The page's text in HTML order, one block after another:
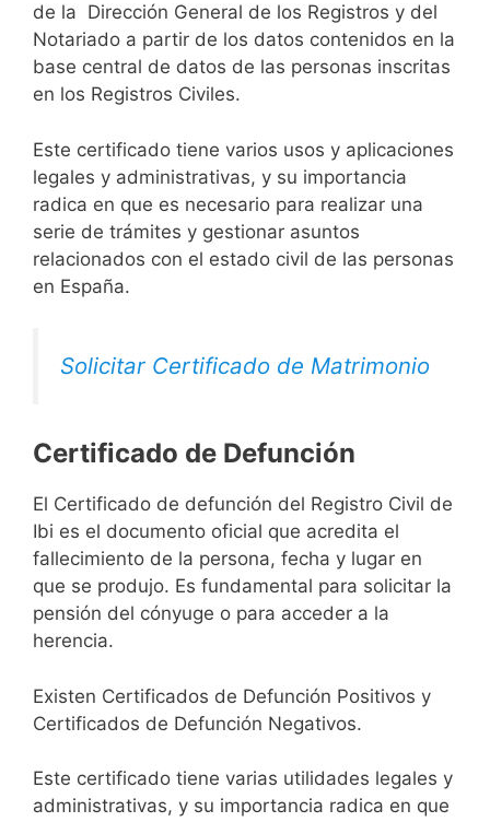
de la Dirección General de los Registros y del
Notariado a partir de los datos contenidos en la
base central de datos de las personas inscritas
en los Registros Civiles.
Este certificado tiene varios usos y aplicaciones
legales y administrativas, y su importancia
radica en que es necesario para realizar una
serie de trámites y gestionar asuntos
relacionados con el estado civil de las personas
en España.
Solicitar Certificado de Matrimonio
Certificado de Defunción
El Certificado de defunción del Registro Civil de
Ibi es el documento oficial que acredita el
fallecimiento de la persona, fecha y lugar en
que se produjo. Es fundamental para solicitar la
pensión del cónyuge o para acceder a la
herencia.
Existen Certificados de Defunción Positivos y
Certificados de Defunción Negativos.
Este certificado tiene varias utilidades legales y
administrativas, y su importancia radica en que